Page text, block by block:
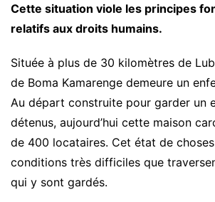
Cette situation viole les principes
relatifs aux droits humains.
Située à plus de 30 kilomètres de
de Boma Kamarenge demeure un
Au départ construite pour garder un
détenus, aujourd’hui cette maison
de 400 locataires. Cet état de
conditions très difficiles que
qui y sont gardés.